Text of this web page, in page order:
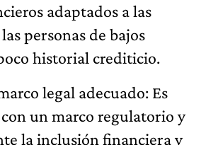
adaptados a las
personas de bajos
historial crediticio.
legal adecuado: Es
un marco regulatorio y
la inclusión financiera y